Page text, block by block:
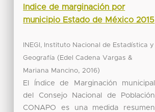
Indice de marginación por
municipio Estado de México 2015
INEGI, Instituto Nacional de Estadística y
Geografía ( Edel Cadena Vargas &
Mariana Mancino, 2016)
El Índice de Marginación municipal
del Consejo Nacional de Población
CONAPO es una medida resumen